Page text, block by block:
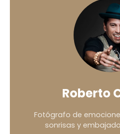
Roberto
Fotógrafo de
sonrisas y